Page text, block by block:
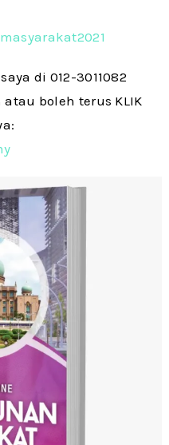
di 012-3011082
boleh terus KLIK